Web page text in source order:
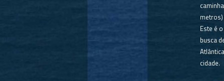
Este é
busca
cidade.